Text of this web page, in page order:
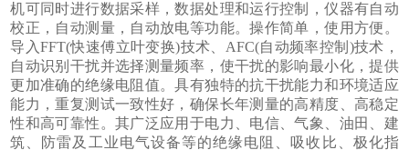
机可同时进行数据采样，数据处理和运行控制，仪器有自动
校正，自动测量，自动放电等功能。操作简单，使用方便。
导入FFT(快速傅立叶变换)技术、AFC(自动频率控制)技术，
自动识别干扰并选择测量频率，使干扰的影响最小化，提供
更加准确的绝缘电阻值。具有独特的抗干扰能力和环境适应
能力，重复测试一致性好，确保长年测量的高精度、高稳定
性和高可靠性。其广泛应用于电力、电信、气象、油田、建
筑、防雷及工业电气设备等的绝缘电阻、吸收比、极化指